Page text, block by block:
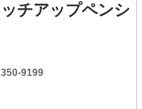
チアップペンシ
9199